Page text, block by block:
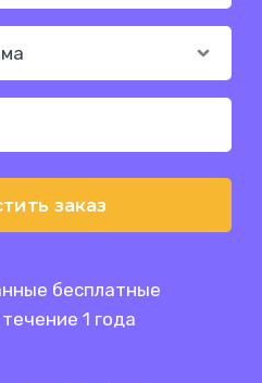
заказ
бесплатные
1 года